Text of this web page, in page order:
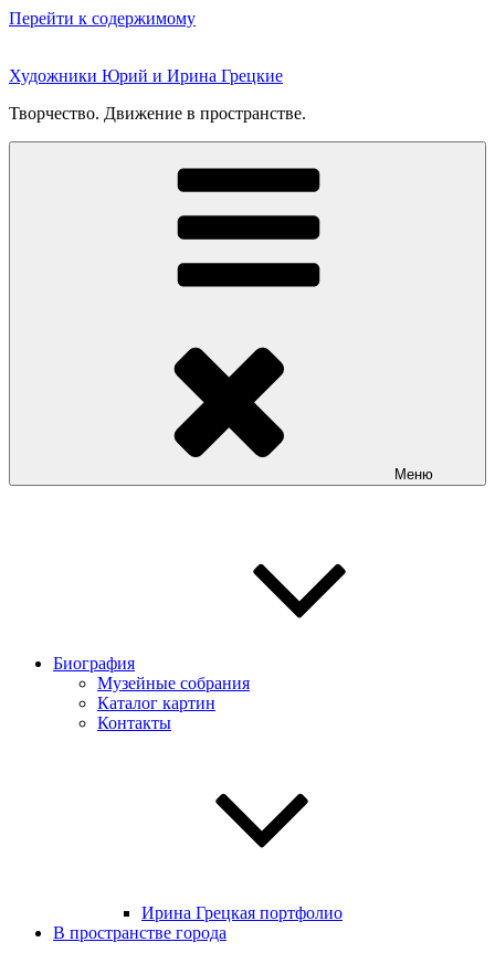
Перейти к содержимому
Художники Юрий и Ирина Грецкие
Творчество. Движение в пространстве.
Меню
Биография
Музейные собрания
Каталог картин
Контакты
Ирина Грецкая портфолио
В пространстве города